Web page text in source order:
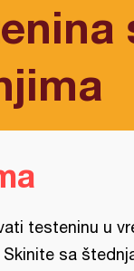
testeninu u
Skinite sa